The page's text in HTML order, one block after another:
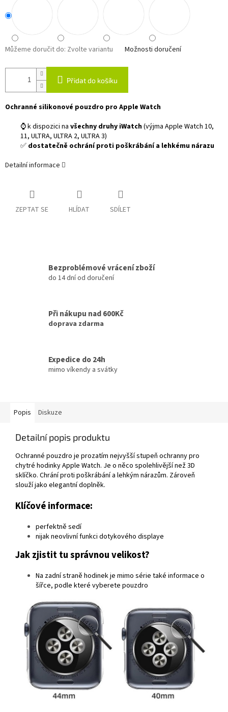
Můžeme doručit do: Zvolte variantu Možnosti doručení
Přidat do košíku
Ochranné silikonové pouzdro pro Apple Watch
⌚ k dispozici na všechny druhy iWatch(výjma Apple Watch 10,
11, ULTRA, ULTRA 2, ULTRA 3)
✅ dostatečně ochrání proti poškrábání a lehkému nárazu
Detailní informace
ZEPTAT SE HLÍDAT SDÍLET
Bezproblémové vrácení zboží
do 14 dní od doručení
Při nákupu nad 600Kč
doprava zdarma
Expedice do 24h
mimo víkendy a svátky
Popis Diskuze
Detailní popis produktu
Ochranné pouzdro je prozatím nejvyšší stupeň ochranny pro
chytré hodinky Apple Watch. Je o něco spolehlivější než 3D
sklíčko. Chrání proti poškrábání a lehkým nárazům. Zároveň
slouží jako elegantní doplněk.
Klíčové informace:
perfektně sedí
nijak neovlivní funkci dotykového displaye
Jak zjistit tu správnou velikost?
Na zadní straně hodinek je mimo série také informace o
šířce, podle které vyberete pouzdro